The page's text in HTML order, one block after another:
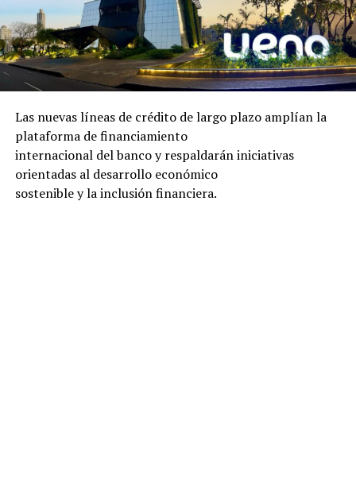
Las nuevas líneas de crédito de largo plazo amplían la
plataforma de financiamiento
internacional del banco y respaldarán iniciativas
orientadas al desarrollo económico
sostenible y la inclusión financiera.